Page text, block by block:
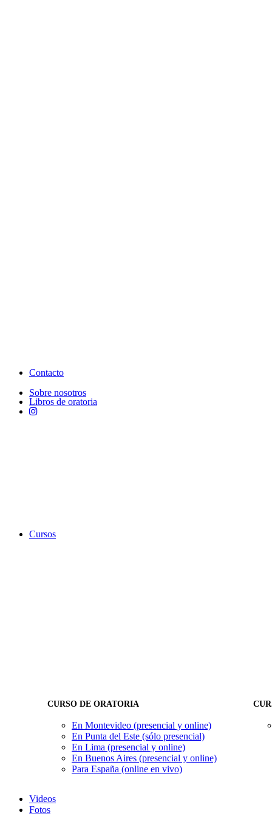
Contacto
Sobre nosotros
Libros de oratoria
Cursos
CURSO DE ORATORIA
En Montevideo (presencial y online)
En Punta del Este (sólo presencial)
En Lima (presencial y online)
En Buenos Aires (presencial y online)
Para España (online en vivo)
Videos
Fotos